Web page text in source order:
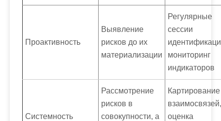
Проактивность
Выявление
рисков до их
материализации
Регулярные
сессии
мониторинг
индикаторов
Системность
Рассмотрение
рисков в
совокупности, а
Картирование
взаимосвязей,
оценка